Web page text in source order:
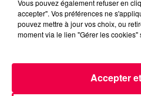
pas accès aux mêmes
sociales. C’est inacceptable
nôtre », s’indigne-t-il. À
inégalités croissantes entre
Vous pouvez également refuser en
accepter". Vos préférences ne
pouvez mettre à jour vos choix, ou
moment via le lien "Gérer les
Accepter